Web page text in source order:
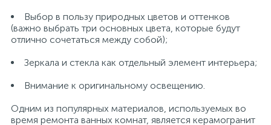
Выбор в пользу природных цветов и оттенков
(важно выбрать три основных цвета, которые будут
отлично сочетаться между собой);
Зеркала и стекла как отдельный элемент интерьера;
Внимание к оригинальному освещению.
Одним из популярных материалов, используемых во
время ремонта ванных комнат, является керамогранит